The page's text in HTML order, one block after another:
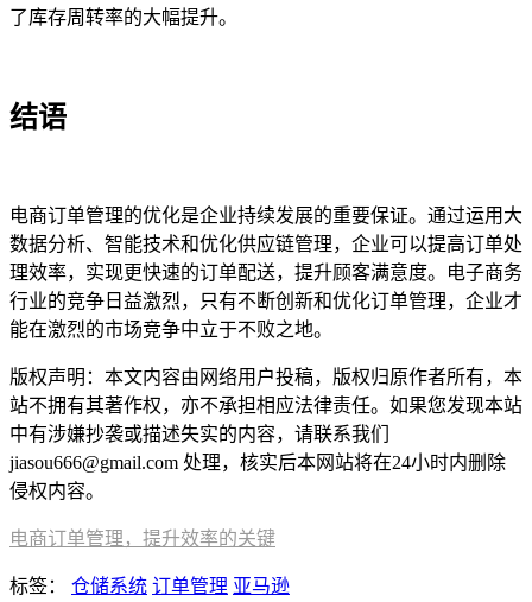
了库存周转率的大幅提升。
结语
电商订单管理的优化是企业持续发展的重要保证。通过运用大
数据分析、智能技术和优化供应链管理，企业可以提高订单处
理效率，实现更快速的订单配送，提升顾客满意度。电子商务
行业的竞争日益激烈，只有不断创新和优化订单管理，企业才
能在激烈的市场竞争中立于不败之地。
版权声明：本文内容由网络用户投稿，版权归原作者所有，本
站不拥有其著作权，亦不承担相应法律责任。如果您发现本站
中有涉嫌抄袭或描述失实的内容，请联系我们
jiasou666@gmail.com 处理，核实后本网站将在24小时内删除
侵权内容。
电商订单管理，提升效率的关键
标签： 仓储系统 订单管理 亚马逊